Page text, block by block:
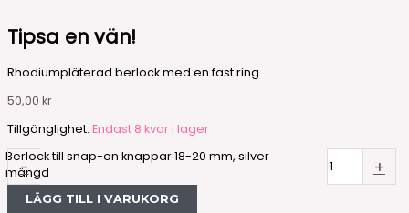
Tipsa en vän!
Rhodiumpläterad berlock med en fast ring.
50,00 kr
Tillgänglighet: Endast 8 kvar i lager
-
Berlock till snap-on knappar 18-20 mm, silver
mängd
+
LÄGG TILL I VARUKORG